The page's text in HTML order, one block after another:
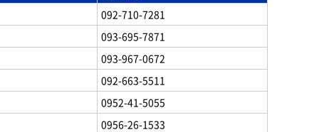
092-710-7281
093-695-7871
093-967-0672
092-663-5511
0952-41-5055
0956-26-1533